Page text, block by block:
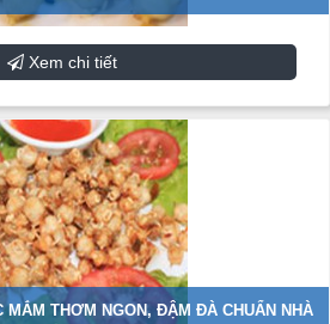
Xem chi tiết
MẮM THƠM NGON, ĐẬM ĐÀ CHUẨN NHÀ